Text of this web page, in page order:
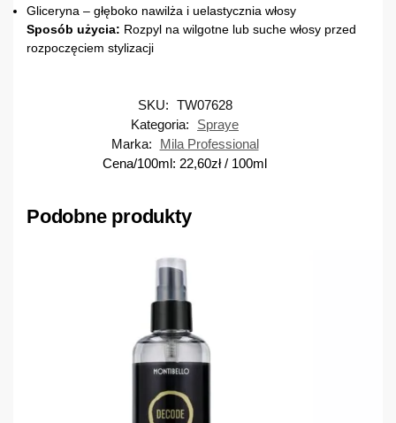
Gliceryna – głęboko nawilża i uelastycznia włosy
Sposób użycia: Rozpyl na wilgotne lub suche włosy przed
rozpoczęciem stylizacji
SKU: TW07628
Kategoria:
Spraye
Marka:
Mila Professional
Cena/100ml: 22,60zł/ 100ml
Podobne produkty